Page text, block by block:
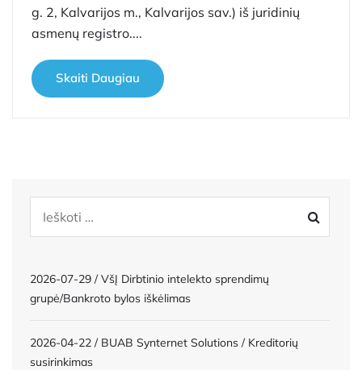
g. 2, Kalvarijos m., Kalvarijos sav.) iš juridinių
asmenų registro....
Skaiti Daugiau
2026-07-29 / VšĮ Dirbtinio intelekto sprendimų
grupė/Bankroto bylos iškėlimas
2026-04-22 / BUAB Synternet Solutions / Kreditorių
susirinkimas